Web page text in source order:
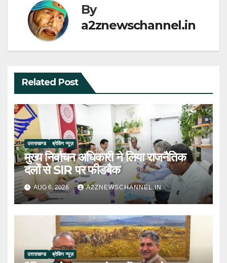
By
a2znewschannel.in
Related Post
उत्तराखण्ड ब्रेकिंग न्यूज़
मुख्य निर्वाचन अधिकारी ने लिया राजनैतिक
दलों से SIR पर फीडबैक
AUG 6, 2026 A2ZNEWSCHANNEL.IN
उत्तराखण्ड ब्रेकिंग न्यूज़